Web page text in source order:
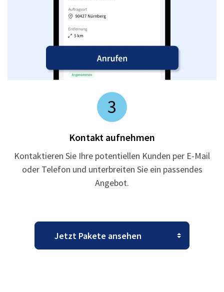
3
Kontakt aufnehmen
Kontaktieren Sie Ihre potentiellen Kunden per E-Mail
oder Telefon und unterbreiten Sie ein passendes
Angebot.